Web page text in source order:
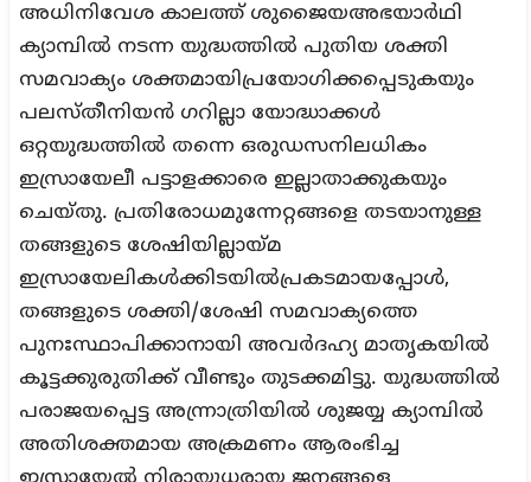
അധിനിവേശ കാലത്ത് ശുജൈയഅഭയാര്‍ഥി
ക്യാമ്പില്‍ നടന്ന യുദ്ധത്തില്‍ പുതിയ ശക്തി
സമവാക്യം ശക്തമായിപ്രയോഗിക്കപ്പെടുകയും
പലസ്തീനിയന്‍ ഗറില്ലാ യോദ്ധാക്കള്‍
ഒറ്റയുദ്ധത്തില്‍ തന്നെ ഒരുഡസനിലധികം
ഇസ്രായേലീ പട്ടാളക്കാരെ ഇല്ലാതാക്കുകയും
ചെയ്തു. പ്രതിരോധമുന്നേറ്റങ്ങളെ തടയാനുള്ള
തങ്ങളുടെ ശേഷിയില്ലായ്മ
ഇസ്രായേലികള്‍ക്കിടയില്‍പ്രകടമായപ്പോള്‍,
തങ്ങളുടെ ശക്തി/ശേഷി സമവാക്യത്തെ
പുനഃസ്ഥാപിക്കാനായി അവർദഹ്യ മാതൃകയില്‍
കൂട്ടക്കുരുതിക്ക് വീണ്ടും തുടക്കമിട്ടു. യുദ്ധത്തില്‍
പരാജയപ്പെട്ട അന്ന്രാത്രിയില്‍ ശുജയ്യ ക്യാമ്പില്‍
അതിശക്തമായ അക്രമണം ആരംഭിച്ച